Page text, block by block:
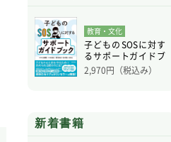
教育・文化
子どものSOSに対す
るサポートガイドブ
ッ
2,970円（税込み）
新着書籍